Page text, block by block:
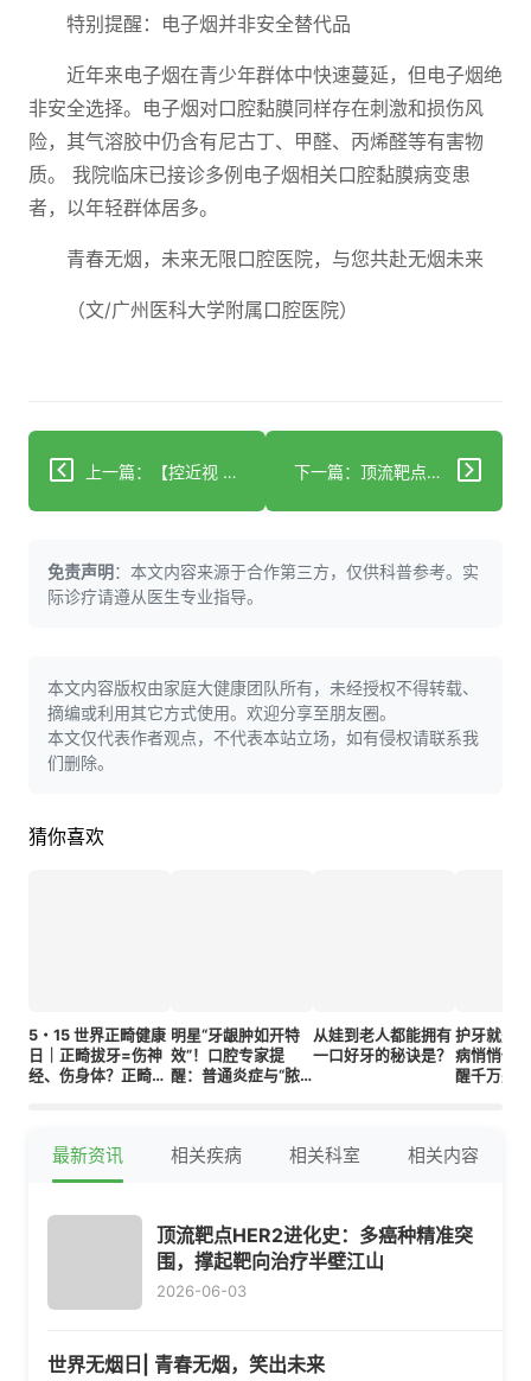
特别提醒：电子烟并非安全替代品
近年来电子烟在青少年群体中快速蔓延，但电子烟绝
非安全选择。电子烟对口腔黏膜同样存在刺激和损伤风
险，其气溶胶中仍含有尼古丁、甲醛、丙烯醛等有害物
质。 我院临床已接诊多例电子烟相关口腔黏膜病变患
者，以年轻群体居多。
青春无烟，未来无限口腔医院，与您共赴无烟未来
（文/广州医科大学附属口腔医院）
上一篇：【控近视 兴未来】石家庄站公益科普，深度推进儿童青少年近视防控 下一篇：顶流靶点HER2进化史：多癌种精准突围，撑起靶向治疗半壁江山
免责声明：本文内容来源于合作第三方，仅供科普参考。实
际诊疗请遵从医生专业指导。
本文内容版权由家庭大健康团队所有，未经授权不得转载、
摘编或利用其它方式使用。欢迎分享至朋友圈。
本文仅代表作者观点，不代表本站立场，如有侵权请联系我
们删除。
猜你喜欢
5・15 世界正畸健康
日｜正畸拔牙=伤神
经、伤身体？正畸医
明星“牙龈肿如开特
效”！口腔专家提
醒：普通炎症与“脓
从娃到老人都能拥有
一口好牙的秘诀是？
护牙就是
病悄悄伤
醒千万别
最新资讯 相关疾病 相关科室 相关内容
顶流靶点HER2进化史：多癌种精准突
围，撑起靶向治疗半壁江山
2026-06-03
世界无烟日| 青春无烟，笑出未来